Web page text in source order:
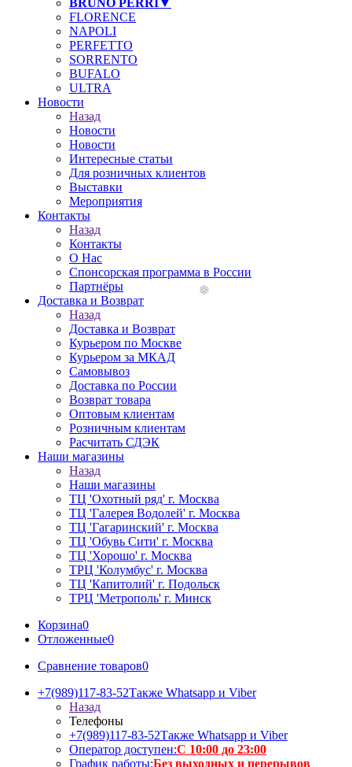
BRUNO PERRI▼
FLORENCE
NAPOLI
PERFETTO
SORRENTO
BUFALO
ULTRA
Новости
Назад
Новости
Новости
Интересные статьи
Для розничных клиентов
Выставки
Мероприятия
Контакты
Назад
Контакты
О Нас
Спонсорская программа в России
Партнёры
Доставка и Возврат
Назад
Доставка и Возврат
Курьером по Москве
Курьером за МКАД
Самовывоз
Доставка по России
Возврат товара
Оптовым клиентам
Розничным клиентам
Расчитать СДЭК
Наши магазины
Назад
Наши магазины
ТЦ 'Охотный ряд' г. Москва
ТЦ 'Галерея Водолей' г. Москва
ТЦ 'Гагаринский' г. Москва
ТЦ 'Обувь Сити' г. Москва
ТЦ 'Хорошо' г. Москва
ТРЦ 'Колумбус' г. Москва
ТЦ 'Капитолий' г. Подольск
ТРЦ 'Метрополь' г. Минск
Корзина0
Отложенные0
Сравнение товаров0
+7(989)117-83-52Также Whatsapp и Viber
Назад
Телефоны
+7(989)117-83-52Также Whatsapp и Viber
Оператор доступен:С 10:00 до 23:00
График работы:Без выходных и перерывов